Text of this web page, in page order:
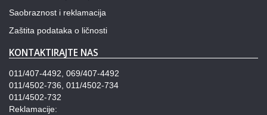
Saobraznost i reklamacija
Zaštita podataka o ličnosti
KONTAKTIRAJTE NAS
011/407-4492, 069/407-4492
011/4502-736, 011/4502-734
011/4502-732
Reklamacije: